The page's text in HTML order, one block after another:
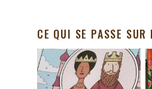
CE QUI SE PASSE SUR